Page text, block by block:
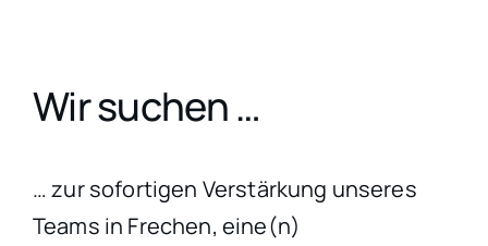
Wir suchen …
… zur sofortigen Verstärkung unseres
Teams in Frechen, eine(n)